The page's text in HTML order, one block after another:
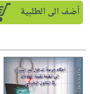
أضف الى الطلبية